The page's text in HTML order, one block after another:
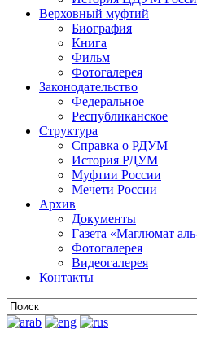
Верховный муфтий
Биография
Книга
Фильм
Фотогалерея
Законодательство
Федеральное
Республиканское
Структура
Справка о РДУМ
История РДУМ
Муфтии России
Мечети России
Архив
Документы
Газета «Маглюмат
Фотогалерея
Видеогалерея
Контакты